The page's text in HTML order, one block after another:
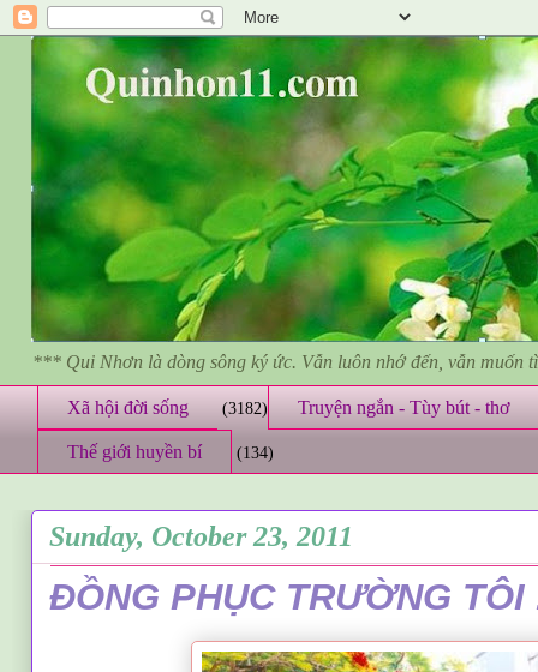
*** Qui Nhơn là dòng sông ký ức. Vẫn luôn nhớ đến, vẫn muốn
Xã hội đời sống (3182) Truyện ngắn - Tùy bút - thơ
Thế giới huyền bí (134)
Sunday, October 23, 2011
ĐỒNG PHỤC TRƯỜNG TÔI